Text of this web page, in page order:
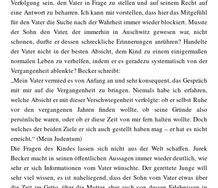
Verfolgung sein, den Vater in Frage zu stellen und auf seinem Recht auf
eine Antwort zu beharren. Ich kann mir vorstellen, dass hier das Mitgefühl
für den Vater die Suche nach der Wahrheit immer wieder blockiert. Musste
der Sohn den Vater, der immerhin in Auschwitz gewesen war, nicht
schonen, durfte er dessen schreckliche Erinnerungen anrühren? Handelte
der Vater nicht in der besten Absicht, dem Kind zu einem einigermaßen
normalen Leben zu verhelfen, indem er es geradezu systematisch von der
Vergangenheit ablenkte? Becker schreibt:
„Mein Vater vermied es von Anfang an und sehr konsequent, das Gespräch
mit mir auf die Vergangenheit zu bringen. Niemals habe ich erfahren,
welche Absicht er mit dieser Verschwiegenheit verfolgte: ob er selbst Ruhe
vor den vergangenen Jahren finden wollte, ob seine Gründe also
persönliche waren, oder ob er diese Zeit von mir fern halten wollte. Doch
welches der beiden Ziele er sich auch gestellt haben mag – er hat es nicht
erreicht.“ (Mein Judentum)
Die Fragen des Kindes lassen sich nicht aus der Welt schaffen. Jurek
Becker macht in seinen öffentlichen Aussagen immer wieder deutlich, wie
sehr er sich Informationen vom Vater wünschte. Der gerettete Junge will
sehr viel wissen, es ist naheliegend, dass der Sohn vom Vater etwas über